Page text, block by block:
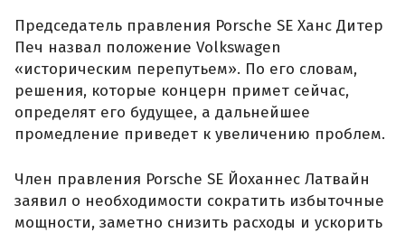
Председатель правления Porsche SE Ханс Дитер
Печ назвал положение Volkswagen
«историческим перепутьем». По его словам,
решения, которые концерн примет сейчас,
определят его будущее, а дальнейшее
промедление приведет к увеличению проблем.
Член правления Porsche SE Йоханнес Латвайн
заявил о необходимости сократить избыточные
мощности, заметно снизить расходы и ускорить